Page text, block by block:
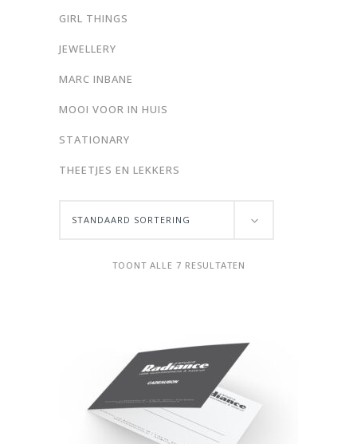
STANDAARD SORTERING
TOONT ALLE 7 RESULTATEN
GIRL THINGS
JEWELLERY
MARC INBANE
MOOI VOOR IN HUIS
STATIONARY
THEETJES EN LEKKERS